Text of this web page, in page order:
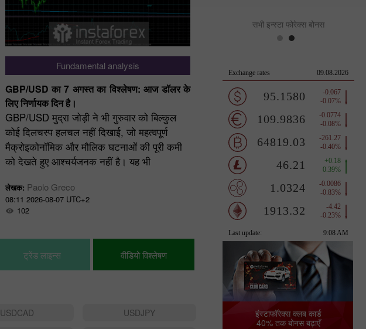
Fundamental analysis
GBP/USD का 7 अगस्त का विश्लेषण: आज डॉलर के
लिए निर्णायक दिन है।
GBP/USD मुद्रा जोड़ी ने भी गुरुवार को बिल्कुल
कोई दिलचस्प हलचल नहीं दिखाई, जो महत्वपूर्ण
मैक्रोइकोनॉमिक और मौलिक घटनाओं की पूरी कमी
को देखते हुए आश्चर्यजनक नहीं है। यह भी
लेखक: Paolo Greco
08:11 2026-08-07 UTC+2
102
EUR/USD का 7 अगस्त का विश्लेषण: बड़ी
हैं, लेकिन सतर्क और मजबूती से बने रहें।
EUR/USD मुद्रा जोड़ी ने गुरुवार को भी
और बिना किसी खास हलचल वाली चाल
पूरे दिन कोई ऐसी महत्वपूर्ण रिपोर्ट या घटना
आई, जो
लेखक:Paolo Greco
08:07 2026-08-07 UTC+2
105
ट्रेंड लाइन्स वीडियो विश्लेषण
USDCAD
USDJPY
सभी इन्स्टा फोरेक्स बोनस
इंस्टाफॉरेक्स क्लब कार्ड
40% तक बोनस बढ़ाएँ